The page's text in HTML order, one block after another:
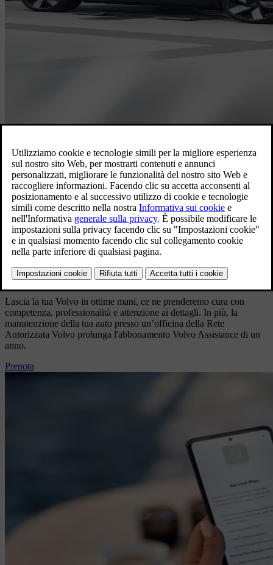
Soluzioni che semplificano la vita
Manutenzione ordinaria
Lascia la tua Volvo in ottime mani, ce ne prenderemo cura con
competenza, professionalità e attenzione ai dettagli. In più, la
manutenzione della tua auto presso un’officina della Rete
Autorizzata Volvo prolunga l'abbonamento Volvo Assistance di un
anno.
Prenota